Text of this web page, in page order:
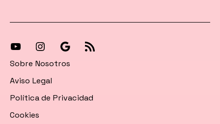
[27-
icon
icon=»fa
fa-
instagram»]
[27-
icon
icon=»fa
fa-
Síguenos
News
Sobre Nosotros
Aviso Legal
Política de Privacidad
Cookies